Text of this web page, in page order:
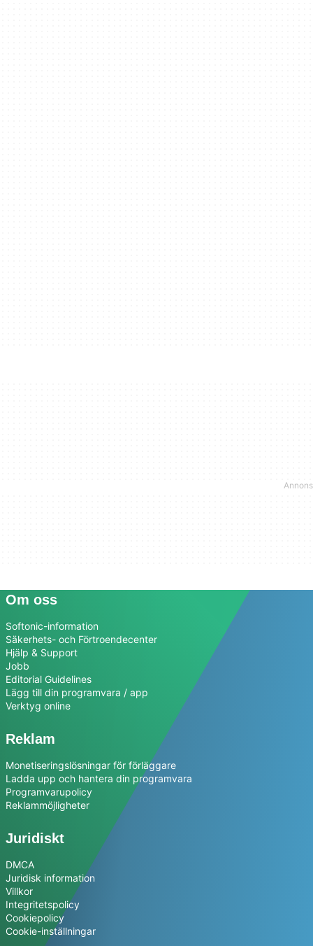
Om oss
Softonic-information
Säkerhets- och Förtroendecenter
Hjälp & Support
Jobb
Editorial Guidelines
Lägg till din programvara / app
Verktyg online
Reklam
Monetiseringslösningar för förläggare
Ladda upp och hantera din programvara
Programvarupolicy
Reklammöjligheter
Juridiskt
DMCA
Juridisk information
Villkor
Integritetspolicy
Cookiepolicy
Cookie-inställningar